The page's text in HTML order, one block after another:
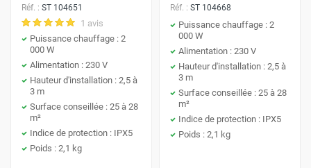
Réf. : ST 104651
1 avis
Puissance chauffage : 2
000 W
Alimentation : 230 V
Hauteur d'installation : 2,5 à
3 m
Surface conseillée : 25 à 28
m²
Indice de protection : IPX5
Poids : 2,1 kg
Réf. : ST 104668
Puissance chauffage : 2
000 W
Alimentation : 230 V
Hauteur d'installation : 2,5 à
3 m
Surface conseillée : 25 à 28
m²
Indice de protection : IPX5
Poids : 2,1 kg